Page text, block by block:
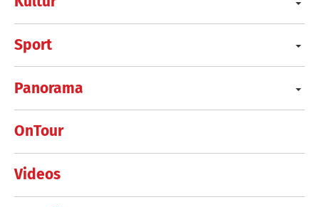
Sport
Panorama
OnTour
Videos